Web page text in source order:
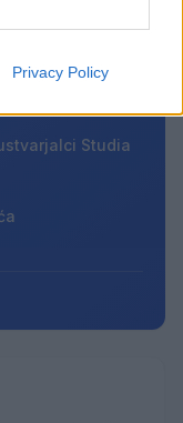
Privacy Policy
Studia